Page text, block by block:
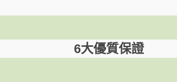
6大優質保證